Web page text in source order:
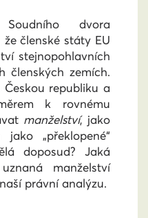
dvora
členské státy EU
stejnopohlavních
členských zemích.
republiku a
k rovnému
manželství, jako
„překlopené“
doposud? Jaká
manželství
právní analýzu.